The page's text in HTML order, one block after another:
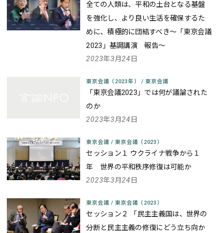
全ての人類は、平和の土台となる基盤
を強化し、より良い生活を確保するた
めに、積極的に団結すべき～「東京会議
2023」基調講演 報告～
2023年3月24日
東京会議（2023年）/ 東京会議
「東京会議2023」では何が議論された
のか
2023年3月24日
東京会議 / 東京会議（2023）
セッション１ ウクライナ戦争から１
年 世界の平和秩序修復は可能か
2023年3月24日
東京会議 / 東京会議（2023）
セッション２ 「民主主義国は、世界の
分断と民主主義の修復にどう立ち向か